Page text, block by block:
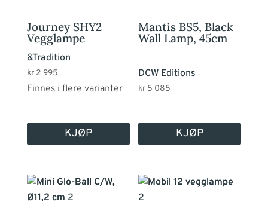
Journey SHY2
Vegglampe
&Tradition
kr2 995
Finnes i flere varianter
KJØP
Alternativene
kan
på
Mantis BS5, Black
Wall Lamp, 45cm
DCW Editions
kr 5 085
KJØP
Dette
produktet